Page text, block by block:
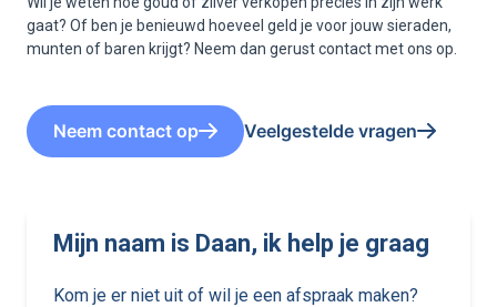
Mijn naam is Daan, ik help je graag
Kom je er niet uit of wil je een afspraak maken?
gaat? Of ben je benieuwd hoeveel geld je voor jouw sieraden,
munten of baren krijgt? Neem dan gerust contact met ons op.
Neem contact op Veelgestelde vragen